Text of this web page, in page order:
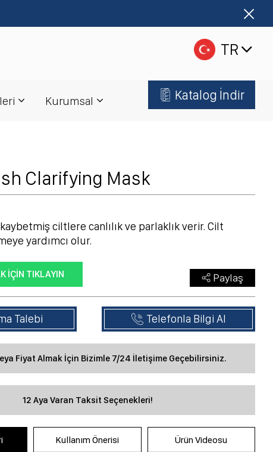
TR
Kurumsal Katalog İndir
Clarifying Mask
kaybetmiş ciltlere canlılık ve parlaklık verir. Cilt
yardımcı olur.
Paylaş
İÇIN TIKLAYIN
Talebi Telefonla Bilgi Al
Fiyat Almak İçin Bizimle 7/24 İletişime Geçebilirsiniz.
12 Aya Varan Taksit Seçenekleri!
Kullanım Önerisi Ürün Videosu